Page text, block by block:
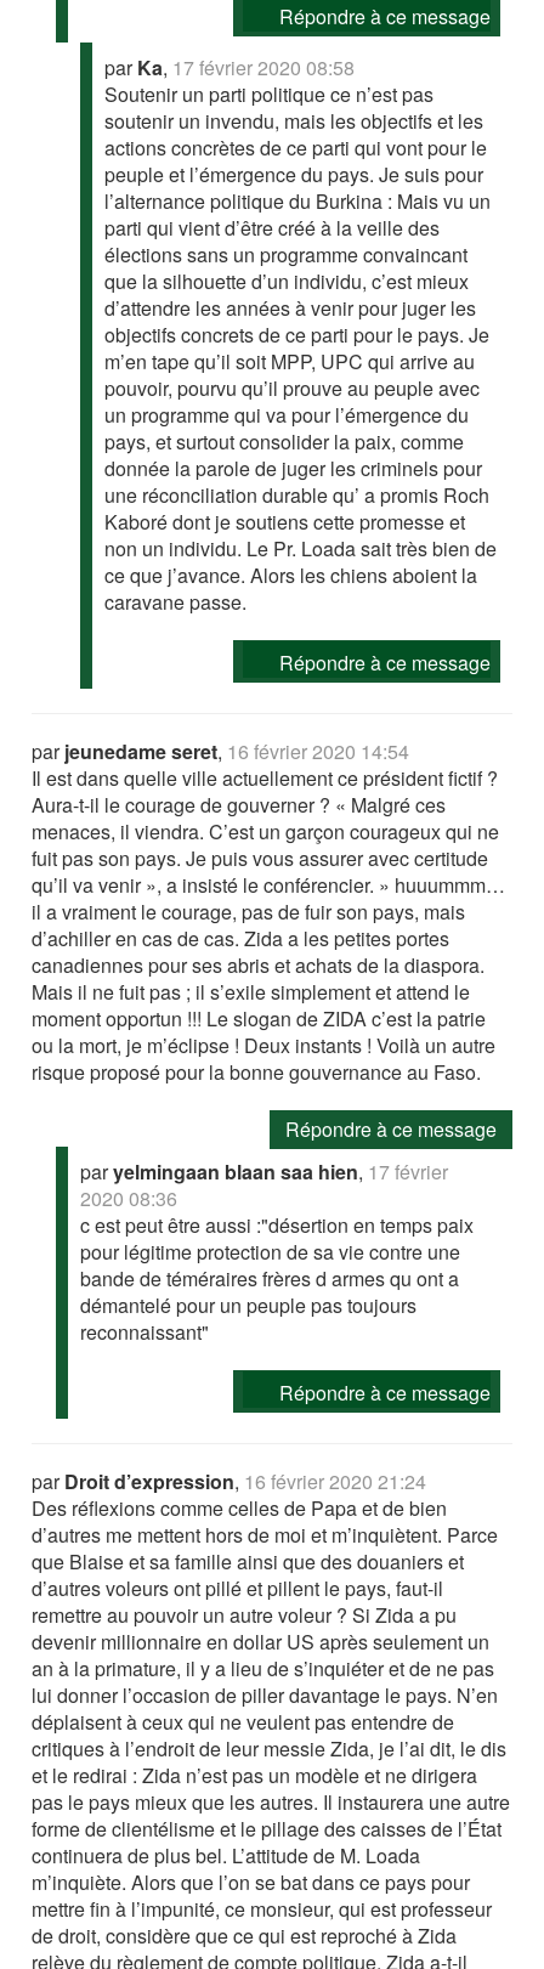
Répondre à ce message
parKa, 17 février 2020 08:58
Soutenir un parti politique ce n’est pas
soutenir un invendu, mais les objectifs et les
actions concrètes de ce parti qui vont pour le
peuple et l’émergence du pays. Je suis pour
l’alternance politique du Burkina : Mais vu un
parti qui vient d’être créé à la veille des
élections sans un programme convaincant
que la silhouette d’un individu, c’est mieux
d’attendre les années à venir pour juger les
objectifs concrets de ce parti pour le pays. Je
m’en tape qu’il soit MPP, UPC qui arrive au
pouvoir, pourvu qu’il prouve au peuple avec
un programme qui va pour l’émergence du
pays, et surtout consolider la paix, comme
donnée la parole de juger les criminels pour
une réconciliation durable qu’ a promis Roch
Kaboré dont je soutiens cette promesse et
non un individu. Le Pr. Loada sait très bien de
ce que j’avance. Alors les chiens aboient la
caravane passe.
Répondre à ce message
parjeunedame seret, 16 février 2020 14:54
Il est dans quelle ville actuellement ce président fictif ?
Aura-t-il le courage de gouverner ? « Malgré ces
menaces, il viendra. C’est un garçon courageux qui ne
fuit pas son pays. Je puis vous assurer avec certitude
qu’il va venir », a insisté le conférencier. » huuummm…
il a vraiment le courage, pas de fuir son pays, mais
d’achiller en cas de cas. Zida a les petites portes
canadiennes pour ses abris et achats de la diaspora.
Mais il ne fuit pas ; il s’exile simplement et attend le
moment opportun !!! Le slogan de ZIDA c’est la patrie
ou la mort, je m’éclipse ! Deux instants ! Voilà un autre
risque proposé pour la bonne gouvernance au Faso.
Répondre à ce message
paryelmingaan blaan saa hien, 17 février
2020 08:36
c est peut être aussi :"désertion en temps paix
pour légitime protection de sa vie contre une
bande de téméraires frères d armes qu ont a
démantelé pour un peuple pas toujours
reconnaissant"
Répondre à ce message
parDroit d’expression, 16 février 2020 21:24
Des réflexions comme celles de Papa et de bien
d’autres me mettent hors de moi et m’inquiètent. Parce
que Blaise et sa famille ainsi que des douaniers et
d’autres voleurs ont pillé et pillent le pays, faut-il
remettre au pouvoir un autre voleur ? Si Zida a pu
devenir millionnaire en dollar US après seulement un
an à la primature, il y a lieu de s’inquiéter et de ne pas
lui donner l’occasion de piller davantage le pays. N’en
déplaisent à ceux qui ne veulent pas entendre de
critiques à l’endroit de leur messie Zida, je l’ai dit, le dis
et le redirai : Zida n’est pas un modèle et ne dirigera
pas le pays mieux que les autres. Il instaurera une autre
forme de clientélisme et le pillage des caisses de l’État
continuera de plus bel. L’attitude de M. Loada
m’inquiète. Alors que l’on se bat dans ce pays pour
mettre fin à l’impunité, ce monsieur, qui est professeur
de droit, considère que ce qui est reproché à Zida
relève du règlement de compte politique. Zida a-t-il